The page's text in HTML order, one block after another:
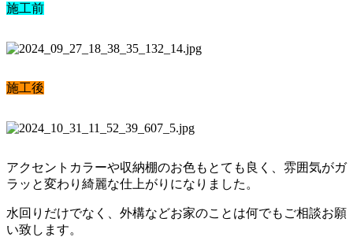
施工前
施工後
アクセントカラーや収納棚のお色もとても良く、雰囲気がガ
ラッと変わり綺麗な仕上がりになりました。
水回りだけでなく、外構などお家のことは何でもご相談お願
い致します。